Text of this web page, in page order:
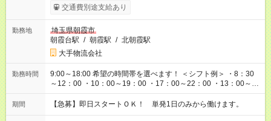
交通費別途支給あり
勤務地
埼玉県朝霞市
朝霞台駅 / 朝霞駅 / 北朝霞駅
大手物流会社
勤務時間
9:00～18:00 希望の時間帯を選べます！ ＜シフト例＞ ・8：30
～12：00 ・10：00～19：00 ・17：00～22：00 ・13：00～
22：00 ・22：00～翌6：00 など
期間 【急募】即日スタートＯＫ！ 単発1日のみから働けます。